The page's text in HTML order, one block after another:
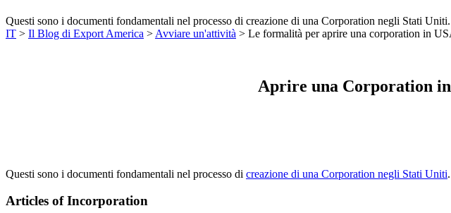
Questi sono i documenti fondamentali nel processo di creazione di una Corporation negli Stati Uniti.
IT > Il Blog di Export America > Avviare un'attività > Le formalità per aprire una corporation in
Aprire una Corporation
Questi sono i documenti fondamentali nel processo di creazione di una Corporation negli Stati Uniti.
Articles of Incorporation